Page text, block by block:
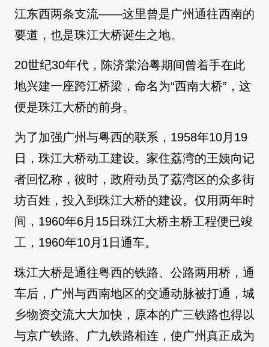
江东西两条支流——这里曾是广州通往西南的
要道，也是珠江大桥诞生之地。
20世纪30年代，陈济棠治粤期间曾着手在此
地兴建一座跨江桥梁，命名为“西南大桥”，这
便是珠江大桥的前身。
为了加强广州与粤西的联系，1958年10月19
日，珠江大桥动工建设。家住荔湾的王姨向记
者回忆称，彼时，政府动员了荔湾区的众多街
坊百姓，投入到珠江大桥的建设。仅用两年时
间，1960年6月15日珠江大桥主桥工程便已竣
工，1960年10月1日通车。
珠江大桥是通往粤西的铁路、公路两用桥，通
车后，广州与西南地区的交通动脉被打通，城
乡物资交流大大加快，原本的广三铁路也得以
与京广铁路、广九铁路相连，使广州真正成为